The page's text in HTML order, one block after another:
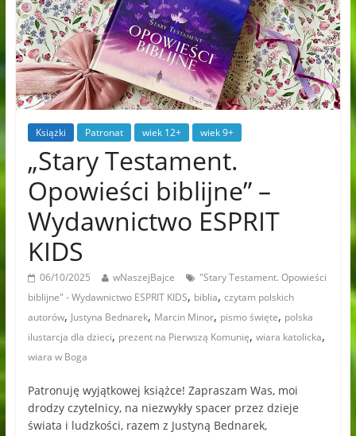
Książki Patronat wiek 12+ wiek 9+
„Stary Testament.
Opowieści biblijne” –
Wydawnictwo ESPRIT
KIDS
06/10/2025 wNaszejBajce
"Stary Testament. Opowieści
biblijne" - Wydawnictwo ESPRIT KIDS, biblia, czytam polskich
autorów, Justyna Bednarek, Marcin Minor, pismo święte, polska
ilustarcja dla dzieci, prezent na Pierwszą Komunię, wiara katolicka,
wiara w Boga
Patronuję wyjątkowej książce! Zapraszam Was, moi
drodzy czytelnicy, na niezwykły spacer przez dzieje
świata i ludzkości, razem z Justyną Bednarek,